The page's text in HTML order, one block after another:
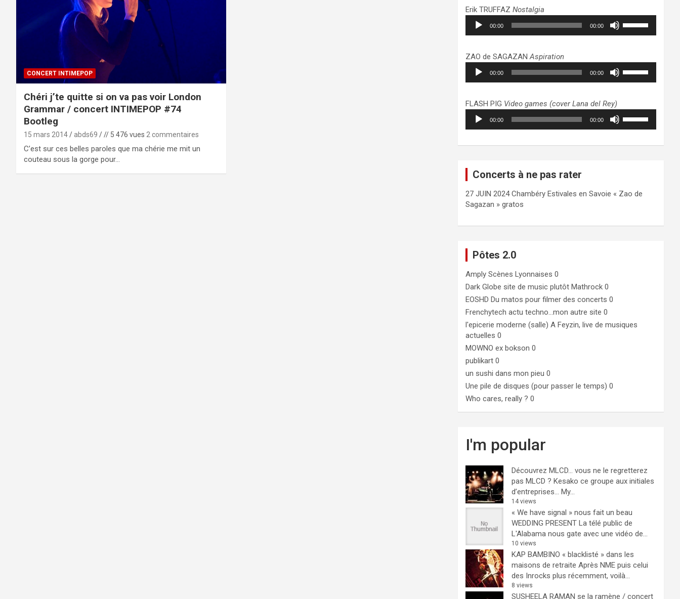
CONCERT INTIMEPOP
Chéri j’te quitte si on va pas voir London
Grammar / concert INTIMEPOP #74
Bootleg
15 mars 2014 abds69 // 5 476 vues 2 commentaires
C’est sur ces belles paroles que ma chérie me mit un
couteau sous la gorge pour…
pour
augmenter
ou
volume.
Erik TRUFFAZNostalgia
Lecteur
audio
00:00 00:00
pour
augmenter
ou
volume.
ZAO de SAGAZANAspiration
Lecteur
audio
00:00 00:00
pour
augmenter
ou
FLASH PIG Video games (cover Lana del Rey)
Lecteur
audio
00:00 00:00
haut/bas
le
Concerts à ne pas rater
27 JUIN 2024 Chambéry Estivales en Savoie « Zao de
Sagazan » gratos
Pôtes 2.0
Amply Scènes Lyonnaises 0
Dark Globe site de music plutôt Mathrock 0
EOSHD Du matos pour filmer des concerts 0
Frenchytech actu techno…mon autre site 0
l'epicerie moderne (salle) A Feyzin, live de musiques
actuelles 0
MOWNO ex bokson 0
publikart 0
un sushi dans mon pieu 0
Une pile de disques (pour passer le temps) 0
Who cares, really ? 0
I'm popular
Découvrez MLCD… vous ne le regretterez
pas MLCD ? Kesako ce groupe aux initiales
d’entreprises… My...
14 views
« We have signal » nous fait un beau
WEDDING PRESENT La télé public de
L'Alabama nous gate avec une vidéo de...
10 views
KAP BAMBINO « blacklisté » dans les
maisons de retraite Après NME puis celui
des Inrocks plus récemment, voilà...
8 views
SUSHEELA RAMAN se la ramène / concert